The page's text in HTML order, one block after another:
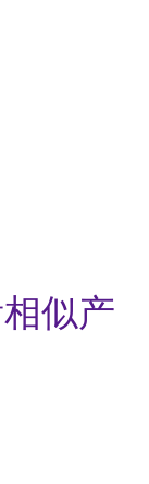
似产